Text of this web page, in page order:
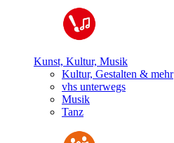
Kunst, Kultur, Musik
Kultur, Gestalten & mehr
vhs unterwegs
Musik
Tanz